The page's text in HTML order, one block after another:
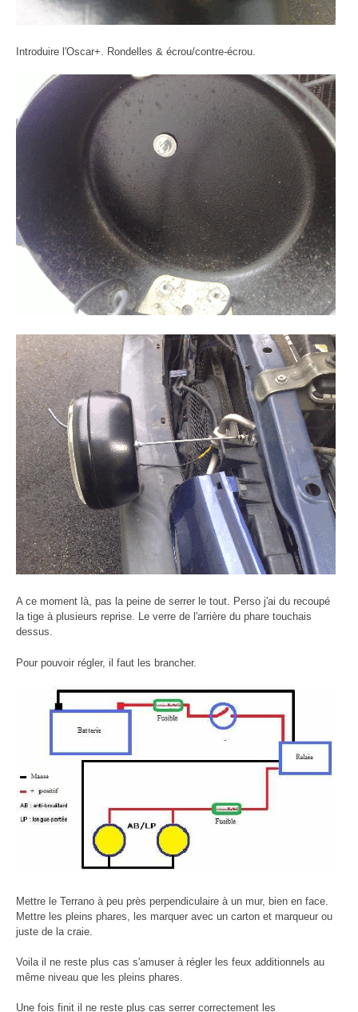
Introduire l'Oscar+. Rondelles & écrou/contre-écrou.
A ce moment là, pas la peine de serrer le tout. Perso j'ai du recoupé
la tige à plusieurs reprise. Le verre de l'arrière du phare touchais
dessus.
Pour pouvoir régler, il faut les brancher.
Mettre le Terrano à peu près perpendiculaire à un mur, bien en face.
Mettre les pleins phares, les marquer avec un carton et marqueur ou
juste de la craie.
Voila il ne reste plus cas s'amuser à régler les feux additionnels au
même niveau que les pleins phares.
Une fois finit il ne reste plus cas serrer correctement les